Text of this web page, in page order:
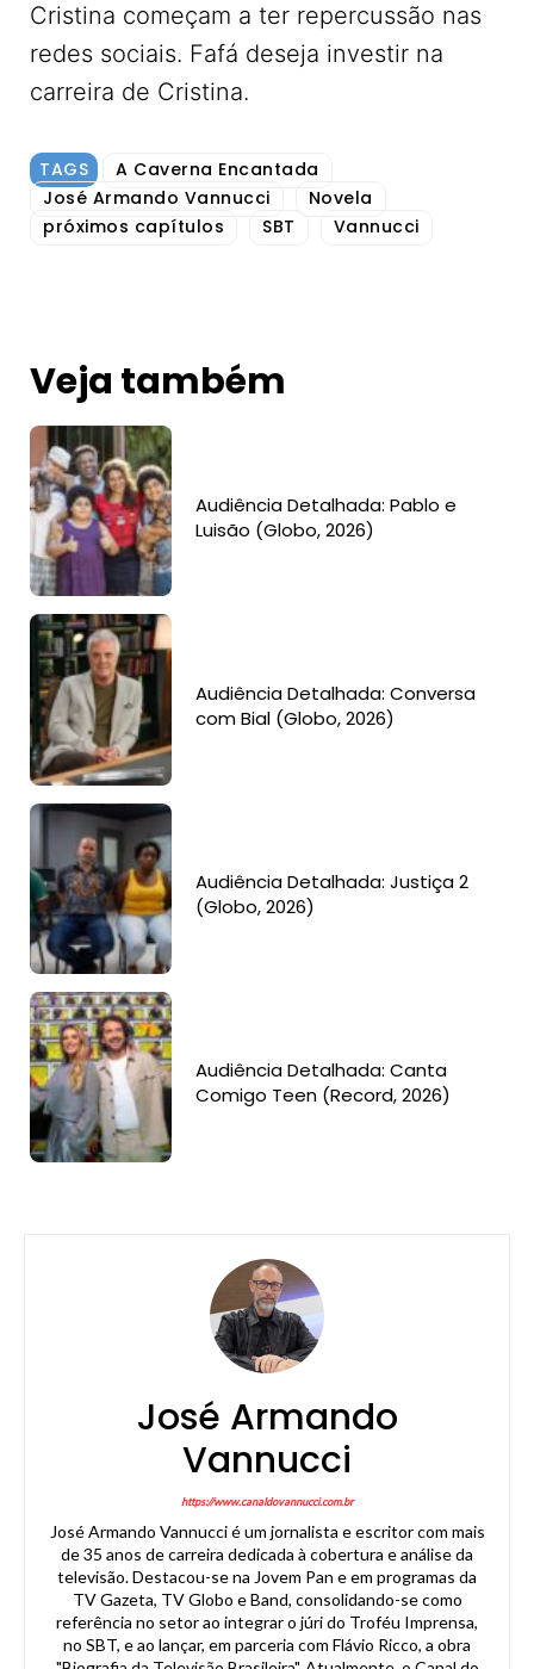
Cristina começam a ter repercussão nas
redes sociais. Fafá deseja investir na
carreira de Cristina.
TAGS
A Caverna Encantada
José Armando Vannucci
Novela
próximos capítulos
SBT Vannucci
Veja também
Audiência Detalhada: Pablo e
Luisão (Globo, 2026)
Audiência Detalhada: Conversa
com Bial (Globo, 2026)
Audiência Detalhada: Justiça 2
(Globo, 2026)
Audiência Detalhada: Canta
Comigo Teen (Record, 2026)
José Armando
Vannucci
https://www.canaldovannucci.com.br
José Armando Vannucci é um jornalista e escritor com mais
de 35 anos de carreira dedicada à cobertura e análise da
televisão. Destacou-se na Jovem Pan e em programas da
TV Gazeta, TV Globo e Band, consolidando-se como
referência no setor ao integrar o júri do Troféu Imprensa,
no SBT, e ao lançar, em parceria com Flávio Ricco, a obra